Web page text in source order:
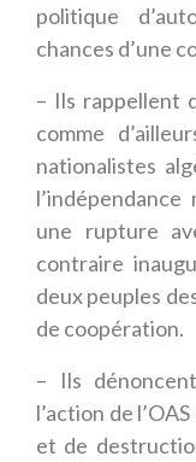
politique
chances d’une
– Ils rappellent
comme
nationalistes
l’indépendance
une rupture
contraire
deux peuples
de coopération.
– Ils
l’action de
et de